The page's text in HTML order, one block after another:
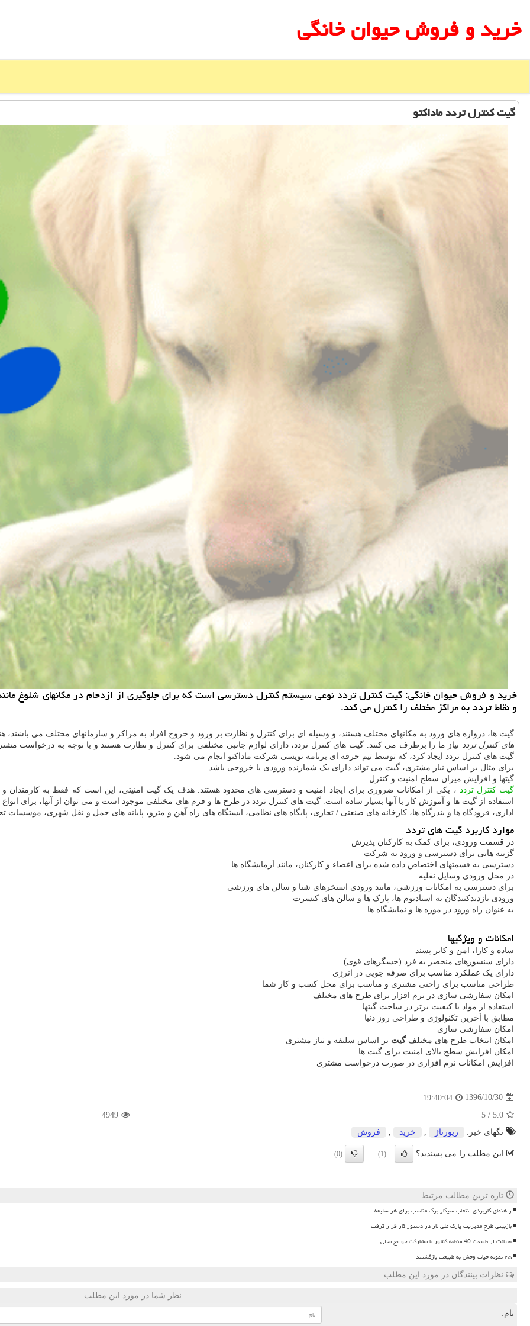
خرید و فروش حیوان خانگی
گیت كنترل تردد ماداكتو
و نقاط تردد به مراكز مختلف را كنترل می كند.
گیت ها، دروازه های ورود به مکانهای مختلف هستند، و وسیله ای برای کنترل و نظارت بر ورود و خروج افراد به مراکز و سازمانهای مختلف می باشند،
های کنترل تردد نیاز ما را برطرف می کنند. گیت های کنترل تردد، دارای لوازم جانبی مختلفی برای کنترل و نظارت هستند و با توجه به درخواست
گیت های کنترل تردد ایجاد کرد، که توسط تیم حرفه ای برنامه نویسی شرکت ماداکتو انجام می شود.
برای مثال بر اساس نیاز مشتری، گیت می تواند دارای یک شمارنده ورودی یا خروجی باشد.
گیتها و افزایش میزان سطح امنیت و کنترل
گیت کنترل تردد ، یکی از امکانات ضروری برای ایجاد امنیت و دسترسی های محدود هستند. هدف یک گیت امنیتی، این است که فقط به کارمندان و
استفاده از گیت ها و آموزش کار با آنها بسیار ساده است. گیت های کنترل تردد در طرح ها و فرم های مختلفی موجود است و می توان از آنها، برای انواع
اداری، فرودگاه ها و بندرگاه ها، کارخانه های صنعتی / تجاری، پایگاه های نظامی، ایستگاه های راه آهن و مترو، پایانه های حمل و نقل شهری، موسسات
موارد کاربرد گیت های تردد
در قسمت ورودی، برای کمک به کارکنان پذیرش
گزینه هایی برای دسترسی و ورود به شرکت
دسترسی به قسمتهای اختصاص داده شده برای اعضاء و کارکنان، مانند آزمایشگاه ها
در محل ورودی وسایل نقلیه
برای دسترسی به امکانات ورزشی، مانند ورودی استخرهای شنا و سالن های ورزشی
ورودی بازدیدکنندگان به استادیوم ها، پارک ها و سالن های کنسرت
به عنوان راه ورود در موزه ها و نمایشگاه ها
امکانات و ویژگیها
ساده و کارا، امن و کابر پسند
دارای سنسورهای منحصر به فرد (حسگرهای قوی)
دارای یک عملکرد مناسب برای صرفه جویی در انرژی
طراحی مناسب برای راحتی مشتری و مناسب برای محل کسب و کار شما
امکان سفارشی سازی در نرم افزار برای طرح های مختلف
استفاده از مواد با کیفیت برتر در ساخت گیتها
مطابق با آخرین تکنولوژی و طراحی روز دنیا
امکان سفارشی سازی
امکان انتخاب طرح های مختلفگیت بر اساس سلیقه و نیاز مشتری
امکان افزایش سطح بالای امنیت برای گیت ها
افزایش امکانات نرم افزاری در صورت درخواست مشتری
1396/10/30
19:40:04
5.0
/
5
4949
تگهای خبر:
رپورتاژ خرید فروش
این مطلب را می پسندید؟ (1)
(0)
تازه ترین مطالب مرتبط
راهنمای کاربردی انتخاب سیگار برگ مناسب برای هر سلیقه
بازبینی طرح مدیریت پارک ملی لار در دستور کار قرار گرفت
صیانت از طبیعت 40 منطقه کشور با مشارکت جوامع محلی
۳۵ نمونه حیات وحش به طبیعت بازگشتند
نظرات بینندگان در مورد این مطلب
نظر شما در مورد این مطلب
نام: